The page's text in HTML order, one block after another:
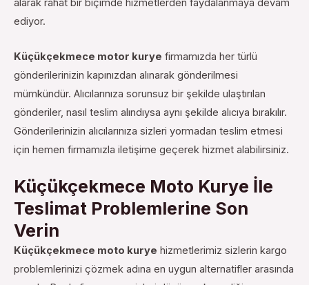
alarak rahat bir biçimde hizmetlerden faydalanmaya devam
ediyor.
Küçükçekmece motor kurye firmamızda her türlü
gönderilerinizin kapınızdan alınarak gönderilmesi
mümkündür. Alıcılarınıza sorunsuz bir şekilde ulaştırılan
gönderiler, nasıl teslim alındıysa aynı şekilde alıcıya bırakılır.
Gönderilerinizin alıcılarınıza sizleri yormadan teslim etmesi
için hemen firmamızla iletişime geçerek hizmet alabilirsiniz.
Küçükçekmece Moto Kurye İle
Teslimat Problemlerine Son
Verin
Küçükçekmece moto kurye hizmetlerimiz sizlerin kargo
problemlerinizi çözmek adına en uygun alternatifler arasında